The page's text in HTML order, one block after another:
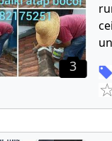
3